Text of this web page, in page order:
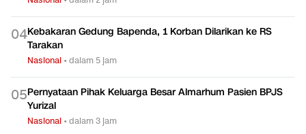
04Kebakaran Gedung Bapenda, 1 Korban Dilarikan ke RS
Tarakan
Nasional •dalam 5 jam
05Pernyataan Pihak Keluarga Besar Almarhum Pasien BPJS
Yurizal
Nasional •dalam 3 jam